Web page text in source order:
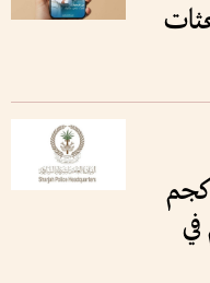
ضبط 1240 كجم
في